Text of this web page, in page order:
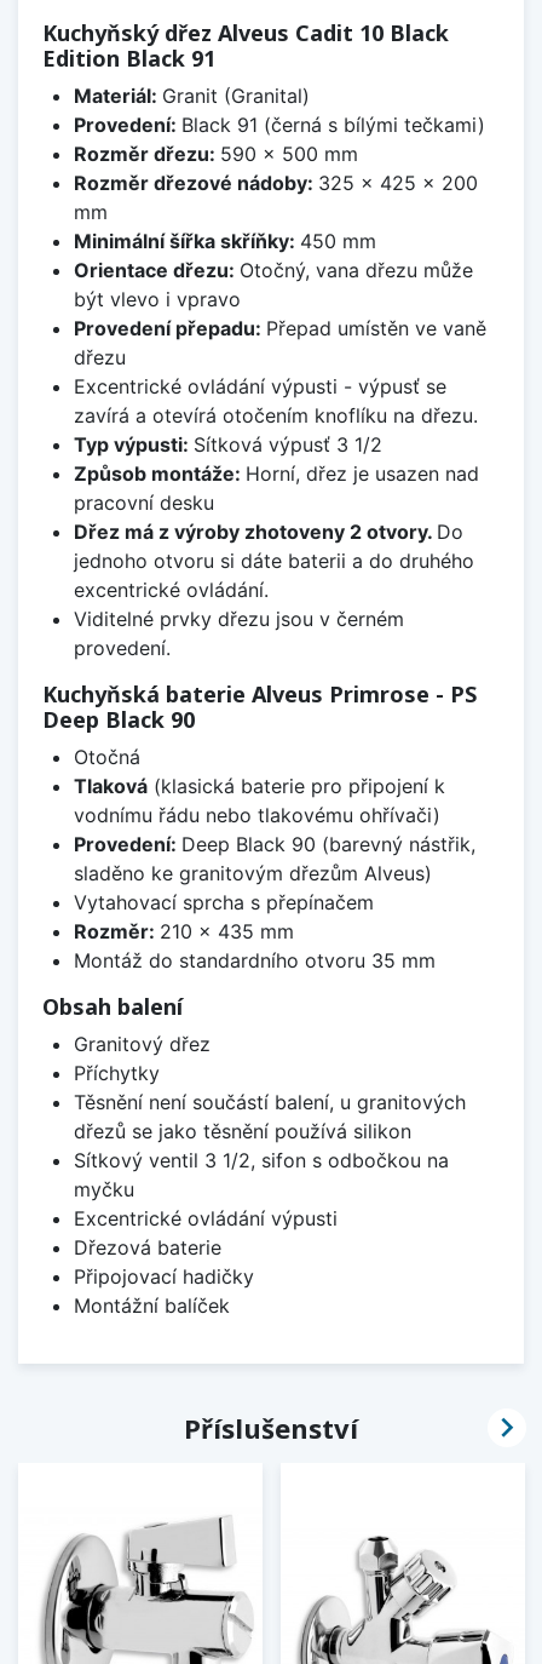
Kuchyňský dřez Alveus Cadit 10 Black
Edition Black 91
Materiál: Granit (Granital)
Provedení: Black 91 (černá s bílými tečkami)
Rozměr dřezu: 590 x 500 mm
Rozměr dřezové nádoby: 325 x 425 x 200
mm
Minimální šířka skříňky: 450 mm
Orientace dřezu: Otočný, vana dřezu může
být vlevo i vpravo
Provedení přepadu: Přepad umístěn ve vaně
dřezu
Excentrické ovládání výpusti - výpusť se
zavírá a otevírá otočením knoflíku na dřezu.
Typ výpusti: Sítková výpusť 3 1/2
Způsob montáže: Horní, dřez je usazen nad
pracovní desku
Dřez má z výroby zhotoveny 2 otvory. Do
jednoho otvoru si dáte baterii a do druhého
excentrické ovládání.
Viditelné prvky dřezu jsou v černém
provedení.
Kuchyňská baterie Alveus Primrose - PS
Deep Black 90
Otočná
Tlaková(klasická baterie pro připojení k
vodnímu řádu nebo tlakovému ohřívači)
Provedení: Deep Black 90 (barevný nástřik,
sladěno ke granitovým dřezům Alveus)
Vytahovací sprcha s přepínačem
Rozměr: 210 x 435 mm
Montáž do standardního otvoru 35 mm
Obsah balení
Granitový dřez
Příchytky
Těsnění není součástí balení, u granitových
dřezů se jako těsnění používá silikon
Sítkový ventil 3 1/2, sifon s odbočkou na
myčku
Excentrické ovládání výpusti
Dřezová baterie
Připojovací hadičky
Montážní balíček
Příslušenství 